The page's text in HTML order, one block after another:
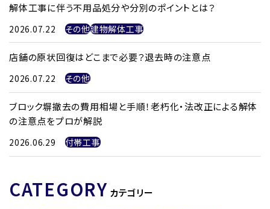
解体工事に伴う不用品処分や分別のポイントとは？
2026.07.22 その他建物解体工事
店舗の原状回復はどこまで必要？退去時の注意点
2026.07.22 その他
ブロック塀撤去の費用相場と手順！老朽化・法改正による解体
の注意点をプロが解説
2026.06.29 付帯工事
CATEGORY カテゴリー